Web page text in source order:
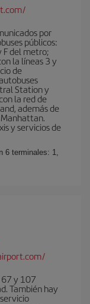
por
públicos:
F del metro;
la líneas 3 y
de
Station y
la red de
además de
y servicios de
6 terminales: 1,
67 y 107
También hay